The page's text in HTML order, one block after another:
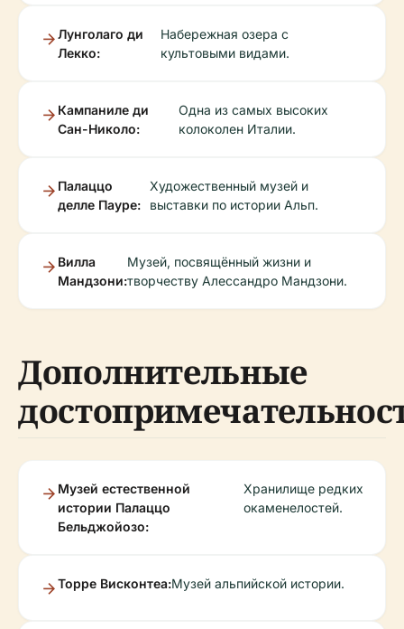
Лунголаго ди
Лекко:
Набережная озера с
культовыми видами.
Кампаниле ди
Сан-Николо:
Одна из самых высоких
колоколен Италии.
Палаццо
делле Пауре:
Художественный музей и
выставки по истории Альп.
Вилла
Мандзони:
Музей, посвящённый жизни и
творчеству Алессандро Мандзони.
Дополнительные
Музей естественной
истории Палаццо
Бельджойозо:
Хранилище редких
окаменелостей.
Торре Висконтеа:Музей альпийской истории.